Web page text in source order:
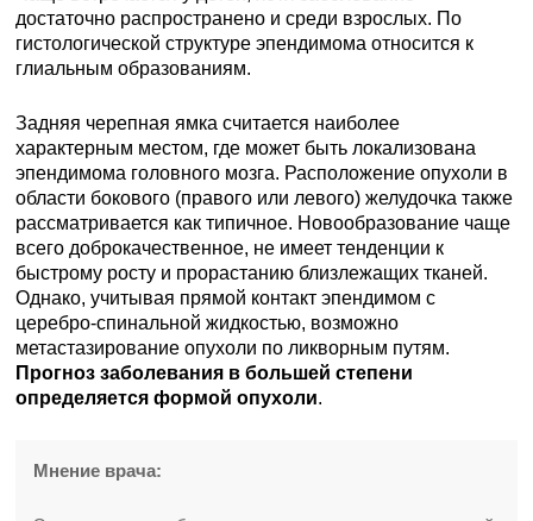
достаточно распространено и среди взрослых. По
гистологической структуре эпендимома относится к
глиальным образованиям.
Задняя черепная ямка считается наиболее
характерным местом, где может быть локализована
эпендимома головного мозга. Расположение опухоли в
области бокового (правого или левого) желудочка также
рассматривается как типичное. Новообразование чаще
всего доброкачественное, не имеет тенденции к
быстрому росту и прорастанию близлежащих тканей.
Однако, учитывая прямой контакт эпендимом с
церебро-спинальной жидкостью, возможно
метастазирование опухоли по ликворным путям.
Прогноз заболевания в большей степени
определяется формой опухоли.
Мнение врача: